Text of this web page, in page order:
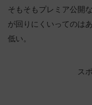
そもそもプレミア公開
が回りにくいってのは
低い。
ス